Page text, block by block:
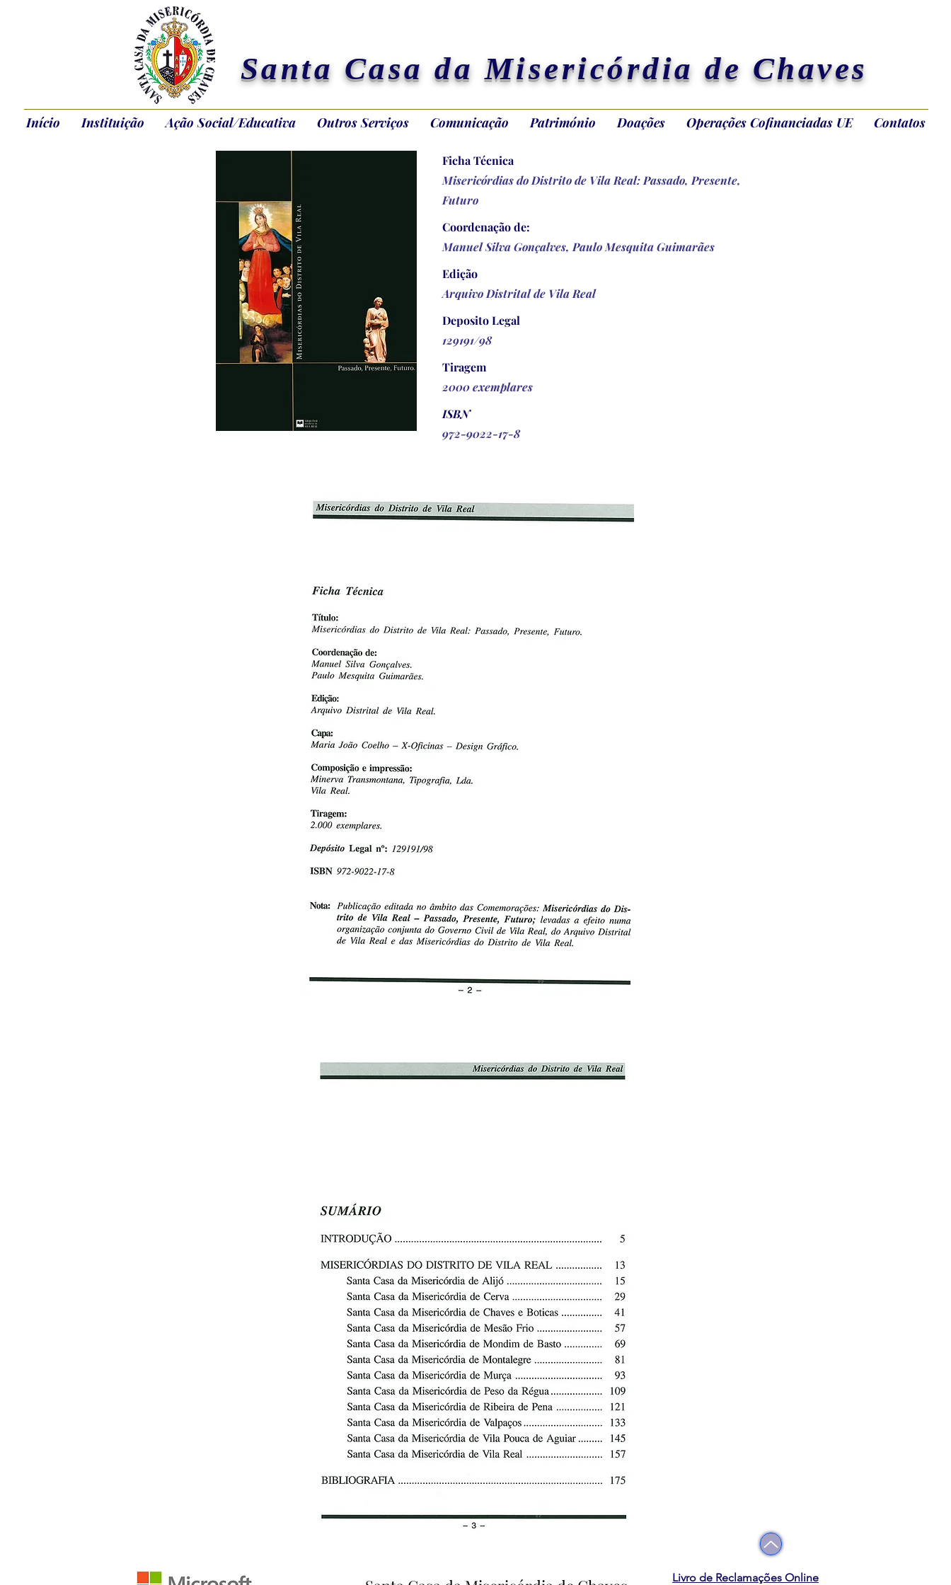
Santa Casa da Misericórdia de Chaves
Início Instituição Ação Social/Educativa Outros Serviços Comunicação Património Doações Operações Cofinanciadas UE Contatos
Ficha Técnica
Misericórdias do Distrito de Vila Real: Passado, Presente,
Futuro
Coordenação de:
Manuel Silva Gonçalves, Paulo Mesquita Guimarães
Edição
Arquivo Distrital de Vila Real
Deposito Legal
129191/98
Tiragem
2000 exemplares
ISBN
972-9022-17-8
Livro de Reclamações Online